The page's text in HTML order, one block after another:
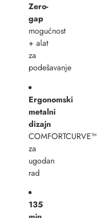
Zero-
gap
mogućnost
+ alat
za
podešavanje
Ergonomski
metalni
dizajn
COMFORTCURVE™
za
ugodan
rad
135